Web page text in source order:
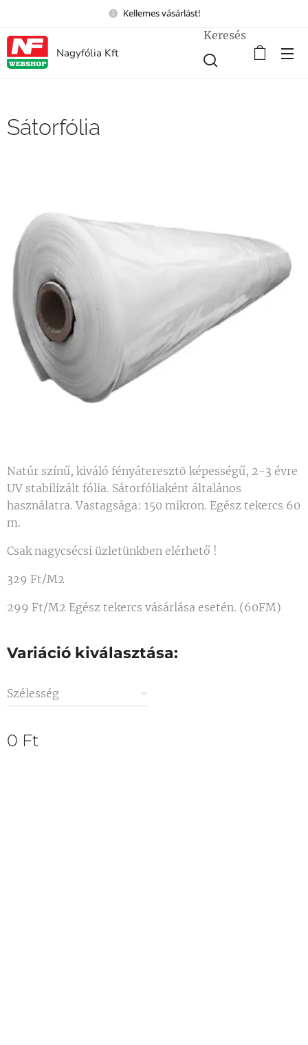
Kellemes vásárlást!
Nagyfólia Kft
Keresés
Sátorfólia
Natúr színű, kiváló fényáteresztõ képességű, 2-3 évre
UV stabilizált fólia. Sátorfóliaként általános
használatra. Vastagsága: 150 mikron. Egész tekercs 60
m.
Csak nagycsécsi üzletünkben elérhető !
329 Ft/M2
299 Ft/M2 Egész tekercs vásárlása esetén. (60FM)
Variáció kiválasztása:
Szélesség
0 Ft